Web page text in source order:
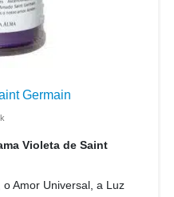
Germain
Violeta de Saint
Amor Universal, a Luz